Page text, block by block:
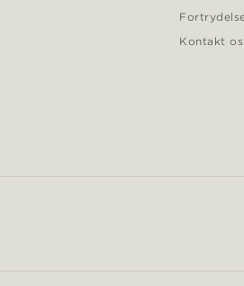
Kontakt os